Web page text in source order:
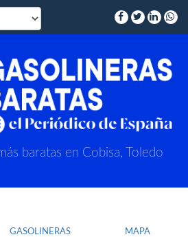
baratas en Cobisa, Toledo
GASOLINERAS MAPA